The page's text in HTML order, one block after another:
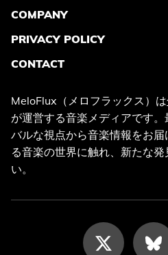
COMPANY
PRIVACY POLICY
CONTACT
MeloFlux（メロフラックス）は
が運営する音楽メディアです
バルな視点から音楽情報をお
る音楽の世界に触れ、新たな
い。